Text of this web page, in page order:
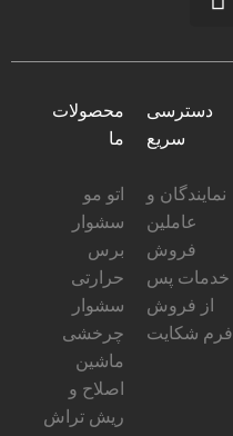
محصولات
ما
اتو مو
سشوار
برس
حرارتی
سشوار
چرخشی
ماشین
اصلاح و
ریش تراش
دسترسی
سریع
نمایندگان و
عاملین
فروش
خدمات پس
از فروش
فرم شکایت